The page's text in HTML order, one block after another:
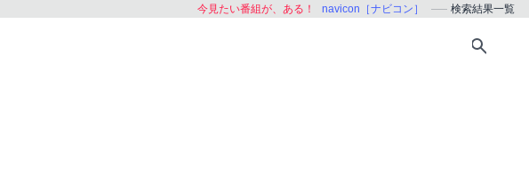
今見たい番組が、ある！ navicon［ナビコン］ 検索結果一覧